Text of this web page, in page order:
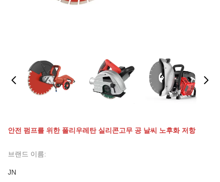
안전 펌프를 위한 폴리우레탄 실리콘고무 공 날씨 노후화 저항
브랜드 이름:
JN